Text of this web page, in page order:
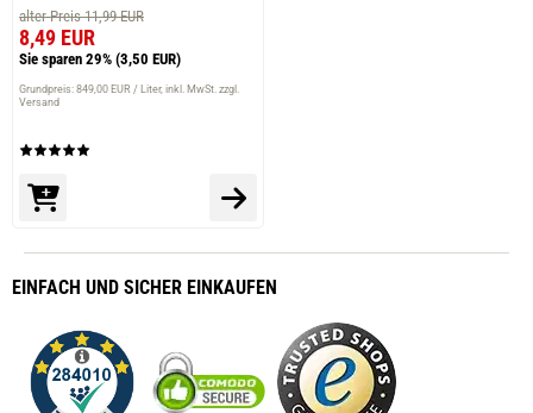
alter Preis 11,99 EUR
8,49 EUR
Sie sparen 29% (3,50 EUR)
Grundpreis: 849,00 EUR / Liter inkl. MwSt. zzgl.
Versand
EINFACH UND SICHER EINKAUFEN